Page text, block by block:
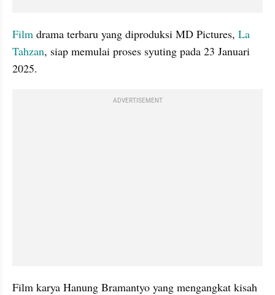
Film drama terbaru yang diproduksi MD Pictures, La
Tahzan, siap memulai proses syuting pada 23 Januari
2025.
ADVERTISEMENT
Film karya Hanung Bramantyo yang mengangkat kisah